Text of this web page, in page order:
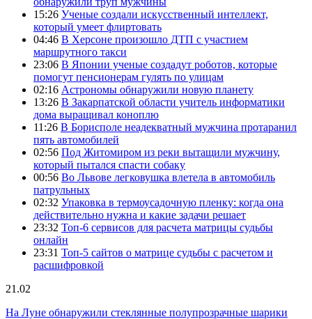
15:26 Ученые создали искусственный интеллект,
который умеет флиртовать
04:46 В Херсоне произошло ДТП с участием
маршрутного такси
23:06 В Японии ученые создадут роботов, которые
помогут пенсионерам гулять по улицам
02:16 Астрономы обнаружили новую планету
13:26 В Закарпатской области учитель информатики
дома выращивал коноплю
11:26 В Борисполе неадекватный мужчина протаранил
пять автомобилей
02:56 Под Житомиром из реки вытащили мужчину,
который пытался спасти собаку
00:56 Во Львове легковушка влетела в автомобиль
патрульных
02:32 Упаковка в термоусадочную пленку: когда она
действительно нужна и какие задачи решает
23:32 Топ-6 сервисов для расчета матрицы судьбы
онлайн
23:31 Топ-5 сайтов о матрице судьбы с расчетом и
расшифровкой
21.02
На Луне обнаружили стеклянные полупрозрачные шарики